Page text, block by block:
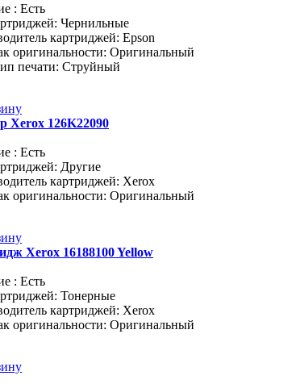
: Есть
Чернильные
картриджей: Epson
оригинальности: Оригинальный
печати: Струйный
Xerox 126K22090
: Есть
Другие
картриджей: Xerox
оригинальности: Оригинальный
Xerox 16188100 Yellow
: Есть
Тонерные
картриджей: Xerox
оригинальности: Оригинальный